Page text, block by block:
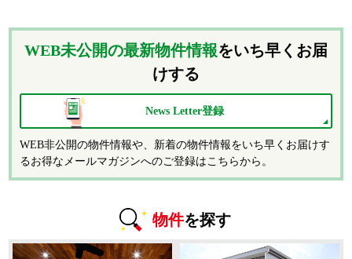
WEB未公開の最新物件情報をいち早くお届
けする
News Letter登録
WEB非公開の物件情報や、新着の物件情報をいち早くお届けす
るお得なメールマガジンへのご登録はこちらから。
物件を探す